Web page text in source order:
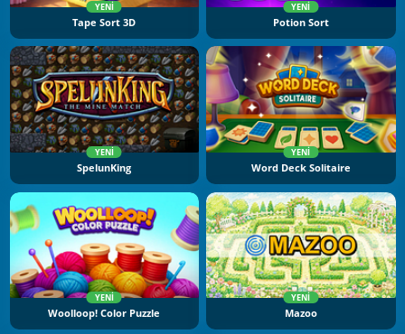
YENI
Tape Sort 3D
YENI
Potion Sort
YENI
SpelunKing
YENI
Word Deck Solitaire
YENI
Woolloop! Color Puzzle
YENI
Mazoo